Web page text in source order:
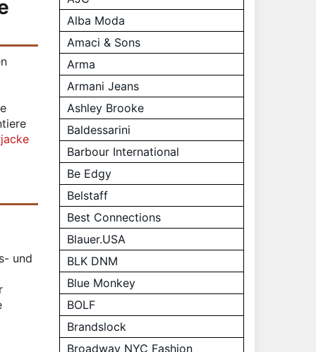
und
Alba Moda
Amaci & Sons
Arma
Armani Jeans
Ashley Brooke
Baldessarini
Barbour International
Be Edgy
Belstaff
Best Connections
Blauer.USA
BLK DNM
Blue Monkey
BOLF
Brandslock
Broadway NYC Fashion